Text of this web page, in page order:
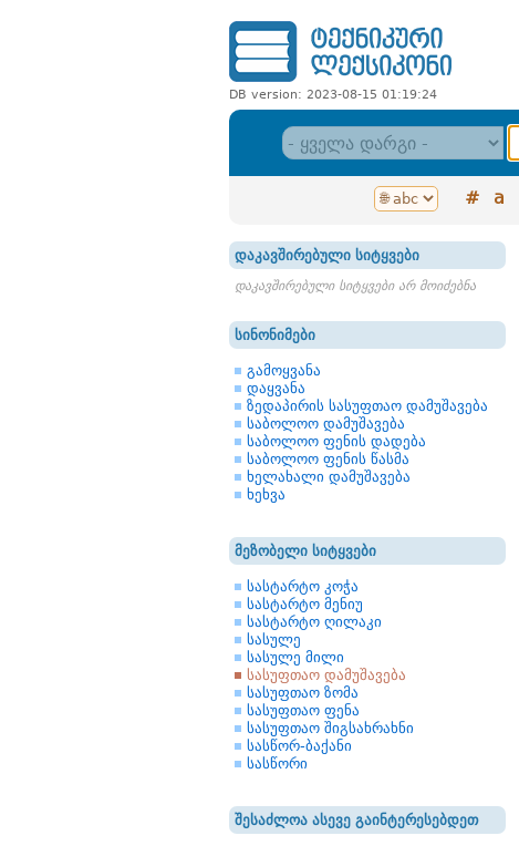
DB version: 2023-08-15 01:19:24
# a
დაკავშირებული სიტყვები
დაკავშირებული სიტყვები არ მოიძებნა
სინონიმები
გამოყვანა
დაყვანა
ზედაპირის სასუფთაო დამუშავება
საბოლოო დამუშავება
საბოლოო ფენის დადება
საბოლოო ფენის წასმა
ხელახალი დამუშავება
ხეხვა
მეზობელი სიტყვები
სასტარტო კოჭა
სასტარტო მენიუ
სასტარტო ღილაკი
სასულე
სასულე მილი
სასუფთაო დამუშავება
სასუფთაო ზომა
სასუფთაო ფენა
სასუფთაო შიგსახრახნი
სასწორ-ბაქანი
სასწორი
შესაძლოა ასევე გაინტერესებდეთ